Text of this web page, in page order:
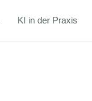
KI in der Praxis